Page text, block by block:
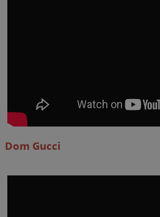
Dom Gucci